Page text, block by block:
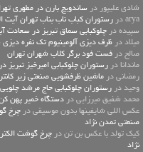
شادی علیپور در ساندویچ بارن در مطهری
arya در
رستوران کباب ناب بناب تهران آیت
سپیده در چلوکبابی سماق تبریز در سعادت
میلاد در ظرف دیزی آلومینیوم تک نفره
صالح در فست فود برگر کلاب شهران تهران
ماندانا در رستوران چلوکبابی امیرخیز تبریز
رمضانی در ماشین ظرفشویی صنعتی زیر کانتری 540بشقاب
وحید در رستوران چلوکبابی حاج مرشد چلویی
محمد شفیق میرزایی در دستگاه خمیر پهن
عكس اللي شايفينها بدون موسيقى در
صنعتی تمدن نژاد
کیک تولد با عکس بن تن در
نژاد